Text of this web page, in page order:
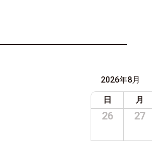
2026年8月
日 月
26 27